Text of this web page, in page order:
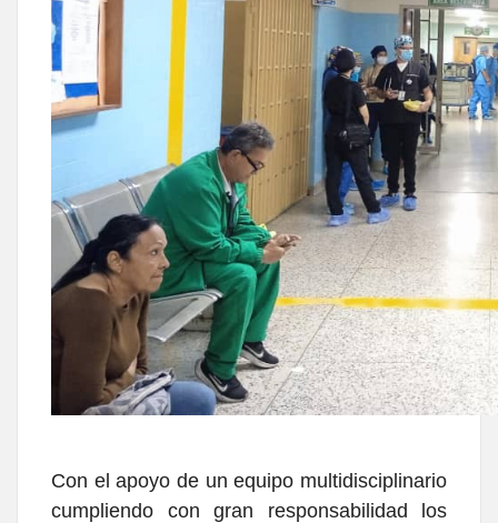
Con el apoyo de un equipo multidisciplinario
cumpliendo con gran responsabilidad los